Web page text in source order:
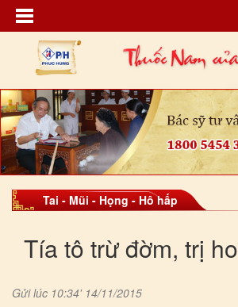
Tai - Mũi - Họng - Hô hấp
Tía tô trừ đờm, trị ho
Gửi lúc 10:34' 14/11/2015